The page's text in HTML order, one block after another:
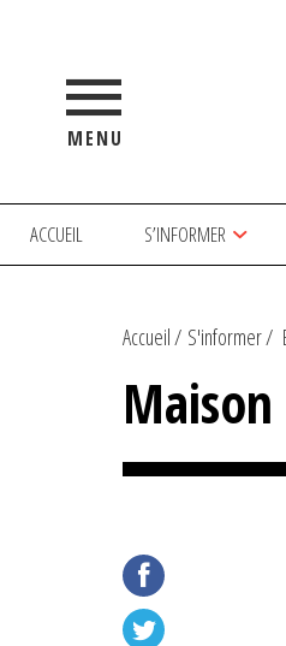
MENU
ACCUEIL S’INFORMER
Accueil S'informer